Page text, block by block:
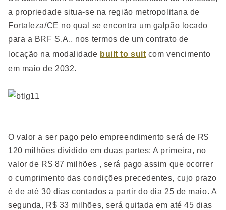
a propriedade situa-se na região metropolitana de
Fortaleza/CE no qual se encontra um galpão locado
para a BRF S.A., nos termos de um contrato de
locação na modalidade built to suit com vencimento
em maio de 2032.
O valor a ser pago pelo empreendimento será de R$
120 milhões dividido em duas partes: A primeira, no
valor de R$ 87 milhões , será pago assim que ocorrer
o cumprimento das condições precedentes, cujo prazo
é de até 30 dias contados a partir do dia 25 de maio. A
segunda, R$ 33 milhões, será quitada em até 45 dias